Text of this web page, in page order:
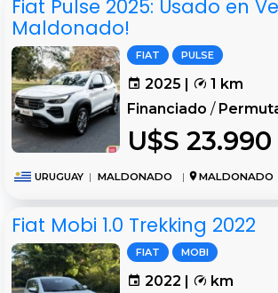
Fiat Pulse 2025: Usado en
Maldonado!
FIAT PULSE
2025 |
1 km
Financiado /
U$S 23.990
URUGUAY | MALDONADO | MALDONADO
Fiat Mobi 1.0 Trekking 2022
FIAT MOBI
2022 | km